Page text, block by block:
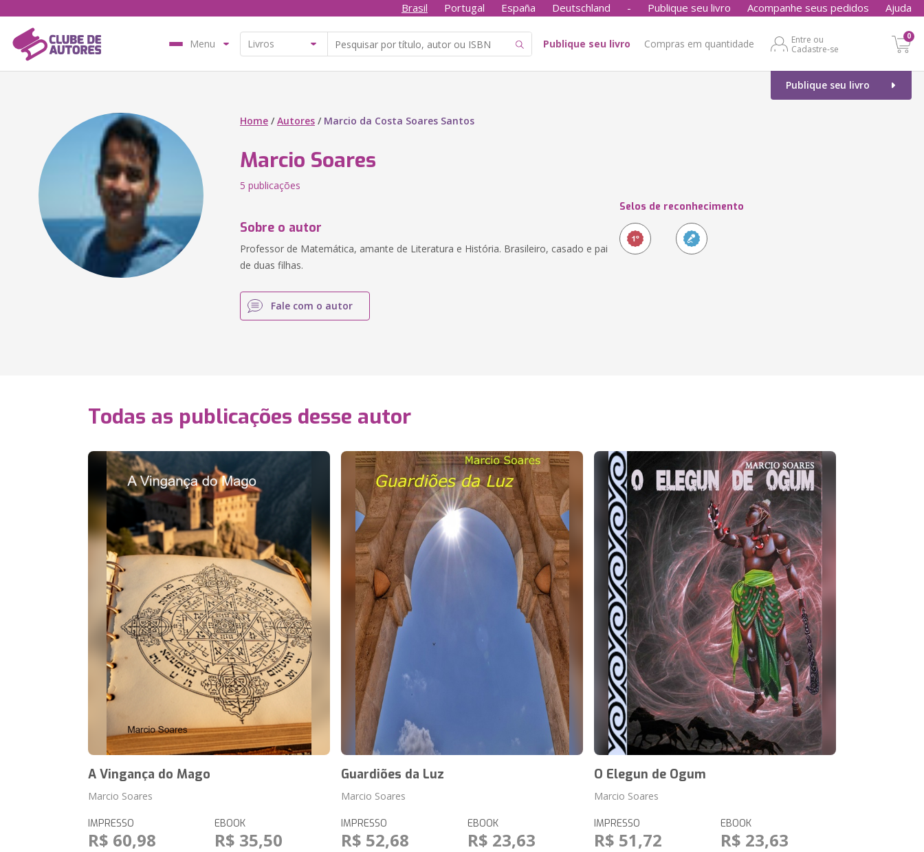
Brasil Portugal España Deutschland - Publique seu livro Acompanhe seus pedidos Ajuda
Menu Publique seu livro Compras em quantidade
Entre ou
Cadastre-se
0
Publique seu livro
Home /Autores / Marcio da Costa Soares Santos
Marcio Soares
5 publicações
Sobre o autor
Professor de Matemática, amante de Literatura e História. Brasileiro, casado e pai
de duas filhas.
Fale com o autor
Selos de reconhecimento
Todas as publicações desse autor
A Vingança do Mago
Marcio Soares
IMPRESSO
R$ 60,98
EBOOK
R$ 35,50
Guardiões da Luz
Marcio Soares
IMPRESSO
R$ 52,68
EBOOK
R$ 23,63
O Elegun de Ogum
Marcio Soares
IMPRESSO
R$ 51,72
EBOOK
R$ 23,63